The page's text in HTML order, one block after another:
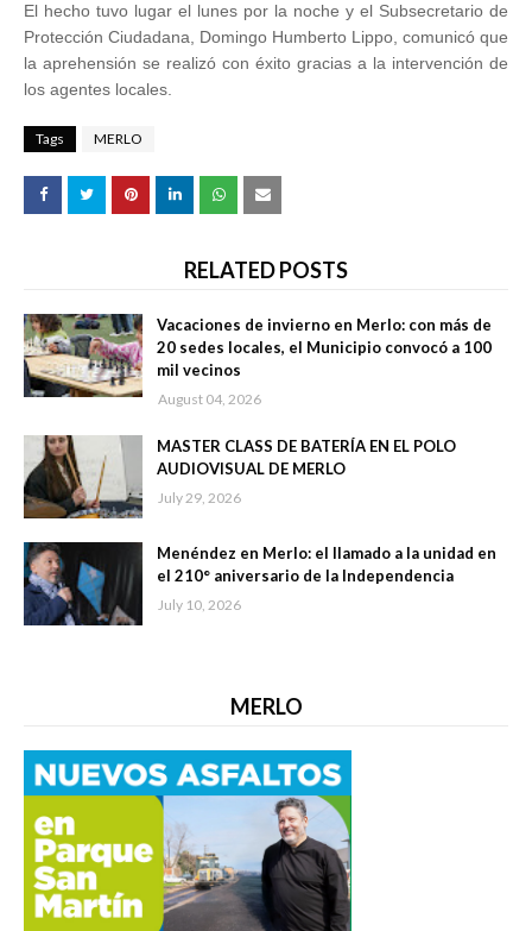
El hecho tuvo lugar el lunes por la noche y el Subsecretario de
Protección Ciudadana, Domingo Humberto Lippo, comunicó que
la aprehensión se realizó con éxito gracias a la intervención de
los agentes locales.
Tags MERLO
RELATED POSTS
Vacaciones de invierno en Merlo: con más de
20 sedes locales, el Municipio convocó a 100
mil vecinos
August 04, 2026
MASTER CLASS DE BATERÍA EN EL POLO
AUDIOVISUAL DE MERLO
July 29, 2026
Menéndez en Merlo: el llamado a la unidad en
el 210° aniversario de la Independencia
July 10, 2026
MERLO